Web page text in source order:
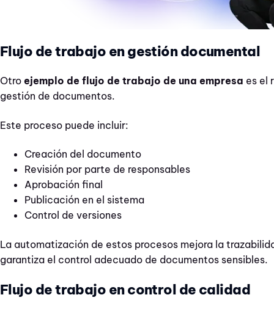
Flujo de trabajo en gestión documental
Otro ejemplo de flujo de trabajo de una empresa es el
gestión de documentos.
Este proceso puede incluir:
Creación del documento
Revisión por parte de responsables
Aprobación final
Publicación en el sistema
Control de versiones
La automatización de estos procesos mejora la
garantiza el control adecuado de documentos sensibles.
Flujo de trabajo en control de calidad